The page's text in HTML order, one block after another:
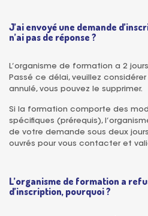
J’ai envoyé une demande
n’ai pas de réponse ?
L’organisme de formation a 2
Passé ce délai, veuillez
annulé, vous pouvez le supprimer.
Si la formation comporte des
spécifiques (prérequis),
de votre demande sous deux
ouvrés pour vous contacter et
L’organisme de formation a
d’inscription, pourquoi ?